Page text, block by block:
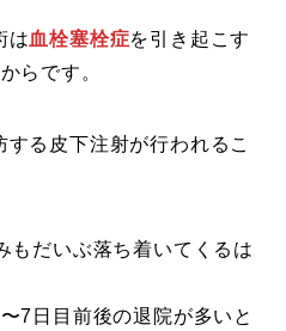
は血栓塞栓症を引き起こす
らです。
る皮下注射が行われるこ
もだいぶ落ち着いてくるは
7日目前後の退院が多いと